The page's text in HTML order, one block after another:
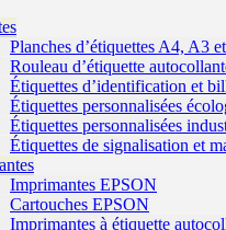
Planches d’étiquettes A4, A3
Rouleau d’étiquette
Étiquettes d’identification et
Étiquettes personnalisées
Étiquettes personnalisées
Étiquettes de signalisation et
Imprimantes EPSON
Cartouches EPSON
Imprimantes à étiquette